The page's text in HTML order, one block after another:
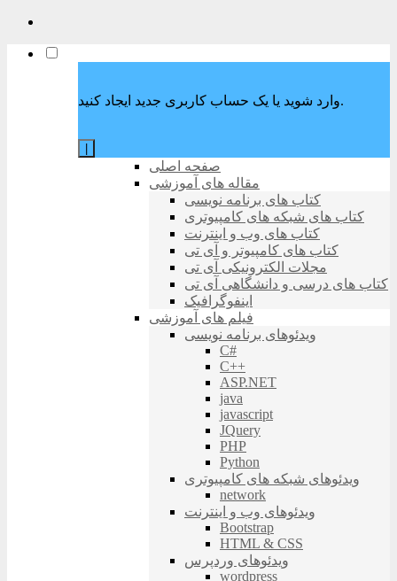
وارد شوید یا یک حساب کاربری جدید ایجاد کنید.
صفحه اصلی
مقاله های آموزشی
کتاب های برنامه نویسی
کتاب های شبکه های کامپیوتری
کتاب های وب و اینترنت
کتاب های کامپیوتر و آی تی
مجلات الکترونیکی آی تی
کتاب های درسی و دانشگاهی آی تی
اینفوگرافیک
فیلم های آموزشی
ویدئوهای برنامه نویسی
C#
C++
ASP.NET
java
javascript
JQuery
PHP
Python
ویدئوهای شبکه های کامپیوتری
network
ویدئوهای وب و اینترنت
Bootstrap
HTML & CSS
ویدئوهای وردپرس
wordpress